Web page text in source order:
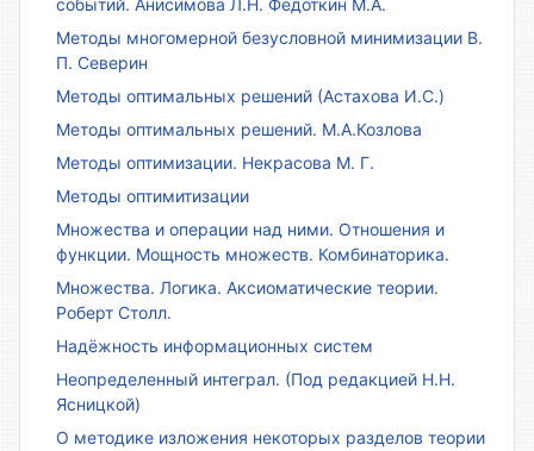
событий. Анисимова Л.Н. Федоткин М.А.
Методы многомерной безусловной минимизации В.
П. Северин
Методы оптимальных решений (Астахова И.С.)
Методы оптимальных решений. М.А.Козлова
Методы оптимизации. Некрасова М. Г.
Методы оптимитизации
Множества и операции над ними. Отношения и
функции. Мощность множеств. Комбинаторика.
Множества. Логика. Аксиоматические теории.
Роберт Столл.
Надёжность информационных систем
Неопределенный интеграл. (Под редакцией Н.Н.
Ясницкой)
О методике изложения некоторых разделов теории